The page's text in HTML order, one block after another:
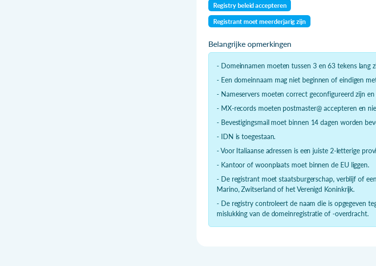
Registry beleid accepteren
Registrant moet meerderjarig zijn
Belangrijke opmerkingen
- Domeinnamen moeten tussen 3 en 63 tekens lang
- Een domeinnaam mag niet beginnen of eindigen
- Nameservers moeten correct geconfigureerd zijn
- MX-records moeten postmaster@ accepteren en
- Bevestigingsmail moet binnen 14 dagen worden
- IDN is toegestaan.
- Voor Italiaanse adressen is een juiste 2-letterige
- Kantoor of woonplaats moet binnen de EU liggen.
- De registrant moet staatsburgerschap, verblijf of
Marino, Zwitserland of het Verenigd Koninkrijk.
- De registry controleert de naam die is opgegeven
mislukking van de domeinregistratie of -overdracht.